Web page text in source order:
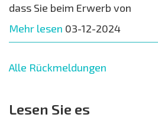
dass Sie beim Erwerb von
Mehr lesen 03-12-2024
Alle Rückmeldungen
Lesen Sie es